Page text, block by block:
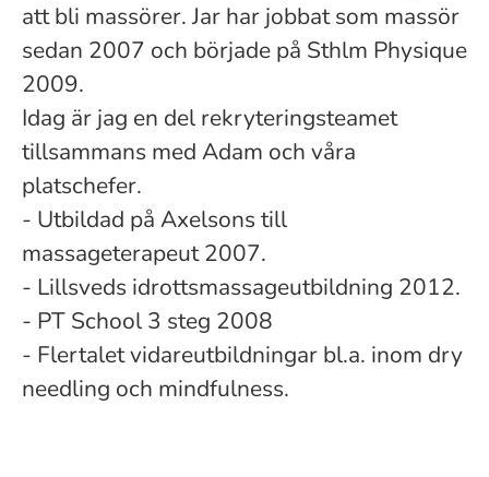
att bli massörer. Jar har jobbat som massör
sedan 2007 och började på Sthlm Physique
2009.
Idag är jag en del rekryteringsteamet
tillsammans med Adam och våra
platschefer.
- Utbildad på Axelsons till
massageterapeut 2007.
- Lillsveds idrottsmassageutbildning 2012.
- PT School 3 steg 2008
- Flertalet vidareutbildningar bl.a. inom dry
needling och mindfulness.